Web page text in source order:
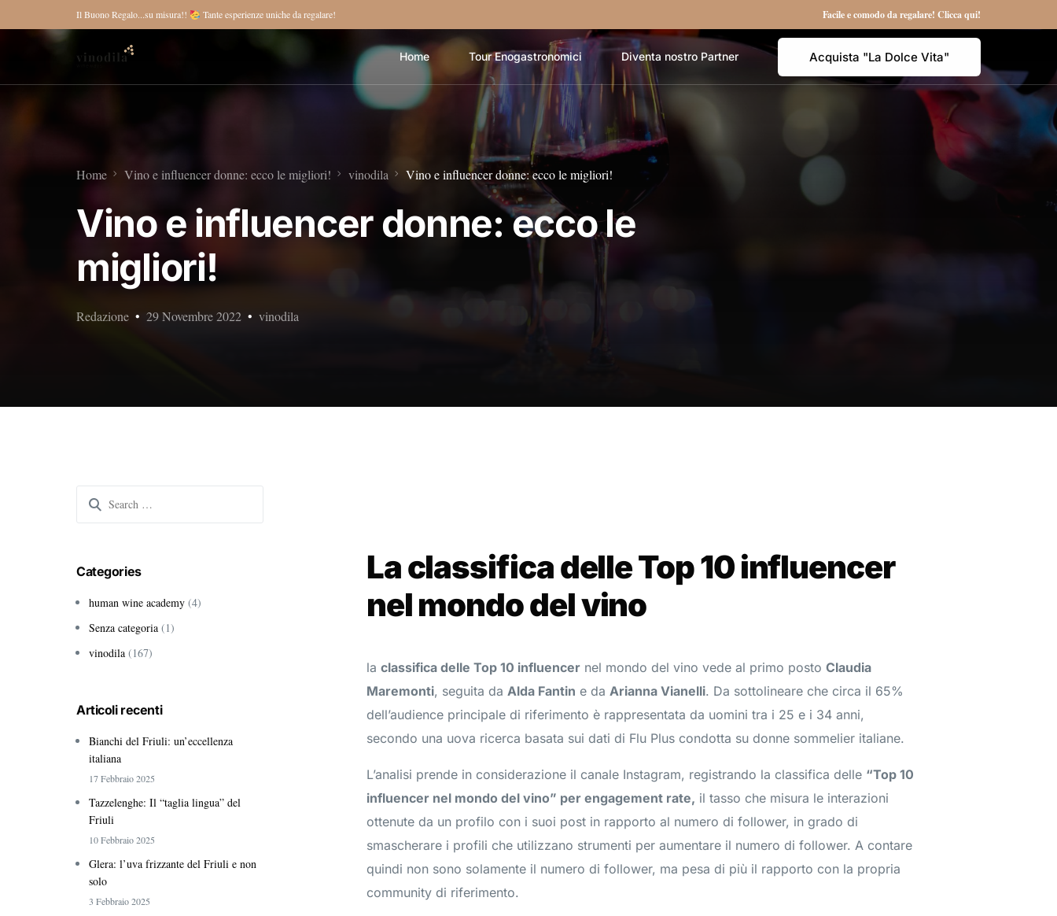
Il Buono Regalo...su misura!! Tante esperienze uniche da regalare! Facile e comodo da regalare! Clicca qui!
Home Tour Enogastronomici Diventa nostro Partner Acquista "La Dolce Vita"
Home Vino e influencer donne: ecco le migliori! vinodila Vino e influencer donne: ecco le migliori!
Vino e influencer donne: ecco le
migliori!
Redazione 29 Novembre 2022 vinodila
Laclassifica delle Top 10 influencer
nel mondo del vino
la classifica delle Top 10 influencernel mondo del vino vede al primo posto Claudia
Maremonti, seguita da Alda Fantin e da Arianna Vianelli. Da sottolineare che circa il 65%
dell’audience principale di riferimento è rappresentata da uomini tra i 25 e i 34 anni,
secondo una uova ricerca basata sui dati di Flu Plus condotta su donne sommelier italiane.
L’analisi prende in considerazione il canale Instagram, registrando la classifica delle “Top 10
influencer nel mondo del vino” per engagement rate, il tasso che misura le interazioni
ottenute da un profilo con i suoi post in rapporto al numero di follower, in grado di
smascherare i profili che utilizzano strumenti per aumentare il numero di follower. A contare
quindi non sono solamente il numero di follower, ma pesa di più il rapporto con la propria
community di riferimento.
Search
for:
Categories
human wine academy (4)
Senza categoria (1)
vinodila (167)
Articoli recenti
Bianchi del Friuli: un’eccellenza
italiana
17 Febbraio 2025
Tazzelenghe: Il “taglia lingua” del
Friuli
10 Febbraio 2025
Glera: l’uva frizzante del Friuli e non
solo
3 Febbraio 2025